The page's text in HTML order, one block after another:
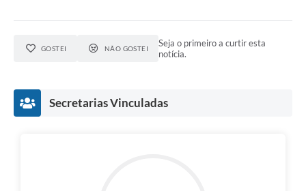
GOSTEI NÃO GOSTEI
Seja o primeiro a curtir esta
notícia.
Secretarias Vinculadas